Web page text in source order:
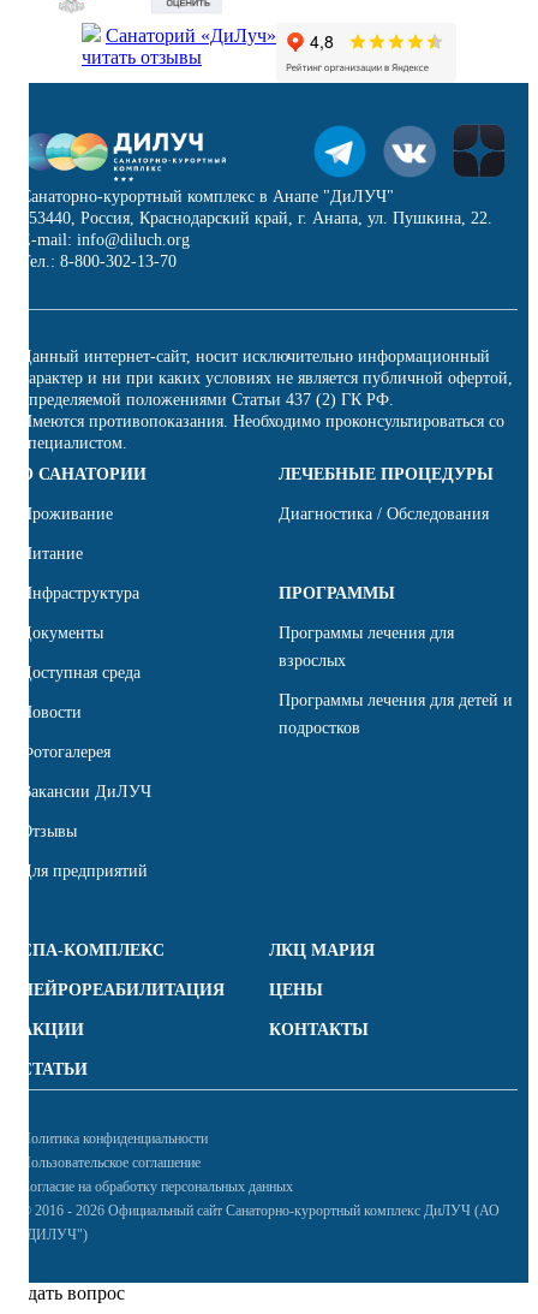
Санаторий «ДиЛуч»
читать отзывы
Санаторно-курортный комплекс в Анапе "ДиЛУЧ"
353440, Россия, Краснодарский край, г. Анапа, ул. Пушкина, 22.
E-mail: info@diluch.org
Тел.: 8-800-302-13-70
Данный интернет-сайт, носит исключительно информационный
характер и ни при каких условиях не является публичной офертой,
определяемой положениями Статьи 437 (2) ГК РФ.
Имеются противопоказания. Необходимо проконсультироваться со
специалистом.
О САНАТОРИИ
Проживание
Питание
Инфраструктура
Документы
Доступная среда
Новости
Фотогалерея
Вакансии ДиЛУЧ
Отзывы
Для предприятий
ЛЕЧЕБНЫЕ ПРОЦЕДУРЫ
Диагностика / Обследования
ПРОГРАММЫ
Программы лечения для
взрослых
Программы лечения для детей и
подростков
СПА-КОМПЛЕКС ЛКЦ МАРИЯ
НЕЙРОРЕАБИЛИТАЦИЯ ЦЕНЫ
АКЦИИ КОНТАКТЫ
СТАТЬИ
Политика конфиденциальности
Пользовательское соглашение
Согласие на обработку персональных данных
© 2016 - 2026 Официальный сайт Санаторно-курортный комплекс ДиЛУЧ (АО
"ДИЛУЧ")
Задать вопрос